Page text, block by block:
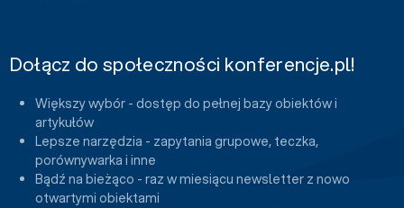
Dołącz do społeczności konferencje.pl!
Większy wybór - dostęp do pełnej bazy obiektów i
artykułów
Lepsze narzędzia - zapytania grupowe, teczka,
porównywarka i inne
Bądź na bieżąco - raz w miesiącu newsletter z nowo
otwartymi obiektami